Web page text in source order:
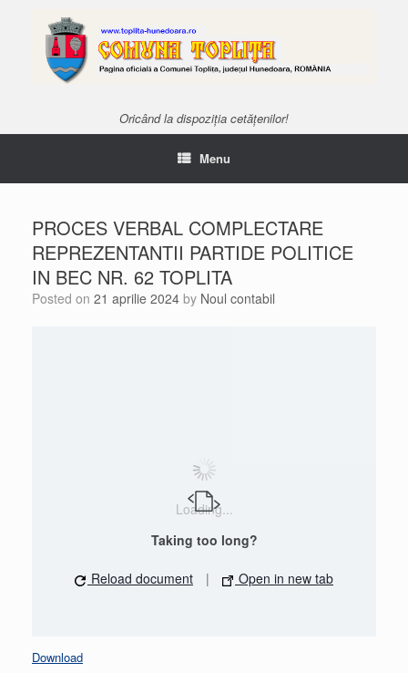
Oricând la dispoziția cetățenilor!
Menu
PROCES VERBAL COMPLECTARE
REPREZENTANTII PARTIDE POLITICE
IN BEC NR. 62 TOPLITA
Posted on 21 aprilie 2024 by Noul contabil
Loading...
Taking too long?
Reload document | Open in new tab
Download